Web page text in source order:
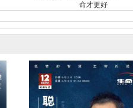
命才更好